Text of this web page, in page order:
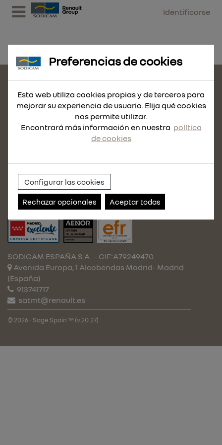
Identificarse
MAPA DEL SITIO
POLÍTICA DE COOKIES
AVISO LEGAL
CONDICIONES DE VENTA
POLÍTICA DE CALIDAD
POLÍTICA DE USO
ACCEDE A NUESTRO CANAL DE DENUNCIAS
SODICAM ESPAÑA S.A. - CIF:A79249470
Avenida Europa, 1 Alcobendas Madrid- Madrid
(España)
913741717
satmt@renault.es
© 2026 - Sage Spain ™ (v.20.27)
Preferencias de cookies
Esta web utiliza cookies propias y de terceros para
mejorar su experiencia de usuario. Elija qué cookies
nos permite utilizar.
Encontrará más información en nuestra política
de cookies
Configurar las cookies
Rechazar opcionales Aceptar todas